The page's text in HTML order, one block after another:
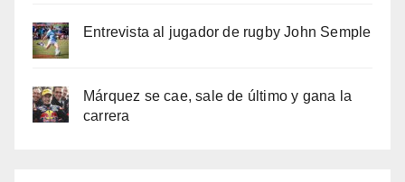
Entrevista al jugador de rugby John Semple
Márquez se cae, sale de último y gana la
carrera